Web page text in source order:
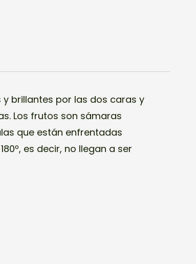
brillantes por las dos caras y
Los frutos son sámaras
que están enfrentadas
es decir, no llegan a ser